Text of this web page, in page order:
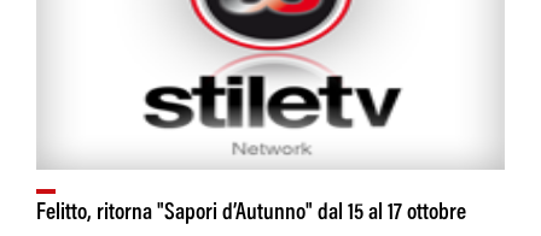
Felitto, ritorna "Sapori d’Autunno" dal 15 al 17 ottobre